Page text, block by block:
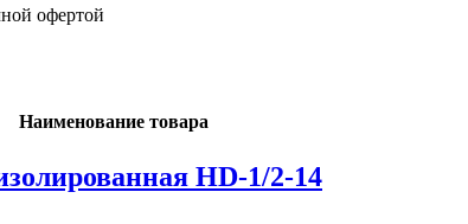
офертой
Наименование товара
HD-1/2-14